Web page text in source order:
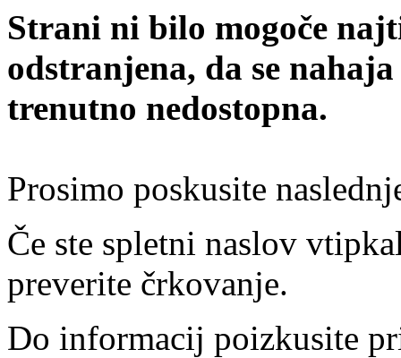
Strani ni bilo mogoče
odstranjena, da se
trenutno nedostopna.
Prosimo poskusite
Če ste spletni naslov
preverite črkovanje.
Do informacij poizkusite